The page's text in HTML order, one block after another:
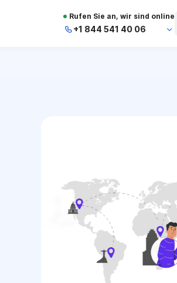
Rufen Sie an, wir sind online
+1 844 541 40 06